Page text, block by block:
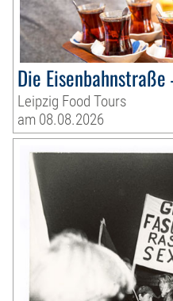
Die
Leipzig Food Tours
am 08.08.2026